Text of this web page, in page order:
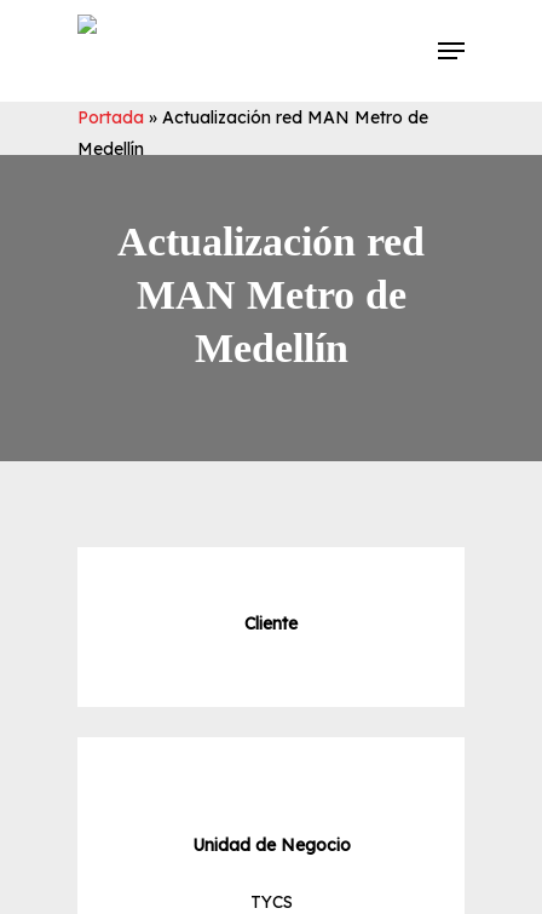
Menu
Portada » Actualización red MAN Metro de
Medellín
Actualización red
MAN Metro de
Medellín
Cliente
Unidad de Negocio
TYCS